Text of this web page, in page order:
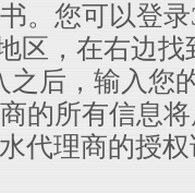
。您可以登
区，在右边找
之后，输入您
的所有信息
代理商的授